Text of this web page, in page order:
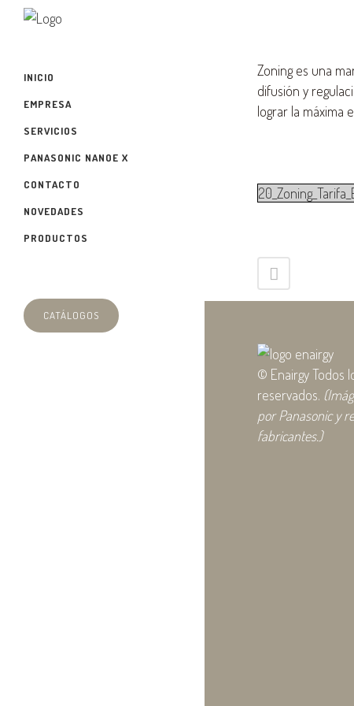
INICIO
EMPRESA
SERVICIOS
PANASONIC NANOE X
CONTACTO
NOVEDADES
PRODUCTOS
CATÁLOGOS
Zoning es una
difusión y
lograr la máxima
© Enairgy Todos
reservados.
por Panasonic y
fabricantes.)